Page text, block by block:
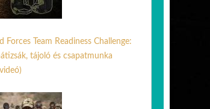
Forces Team Readiness Challenge:
tájoló és csapatmunka